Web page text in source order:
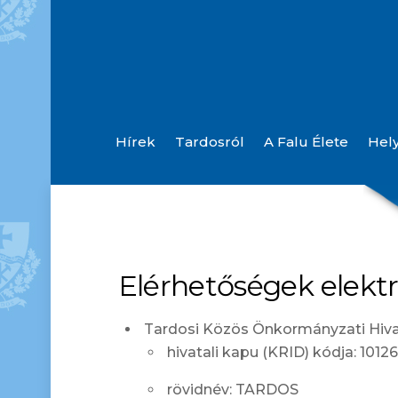
Hírek Tardosról A Falu Élete
Elérhetőségek
Tardosi Közös Önkormányzati
hivatali kapu (KRID) kódja:
rövidnév: TARDOS